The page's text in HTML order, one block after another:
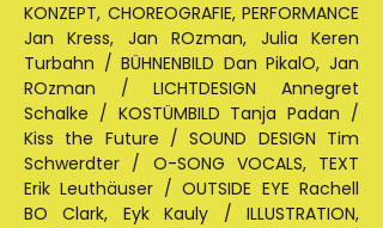
KONZEPT, CHOREOGRAFIE, PERFORMANCE
Jan Kress, Jan ROzman, Julia Keren
Turbahn / BÜHNENBILD Dan PikalO, Jan
ROzman / LICHTDESIGN Annegret
Schalke / KOSTÜMBILD Tanja Padan /
Kiss the Future / SOUND DESIGN Tim
Schwerdter / O-SONG VOCALS, TEXT
Erik Leuthäuser / OUTSIDE EYE Rachell
BO Clark, Eyk Kauly / ILLUSTRATION,